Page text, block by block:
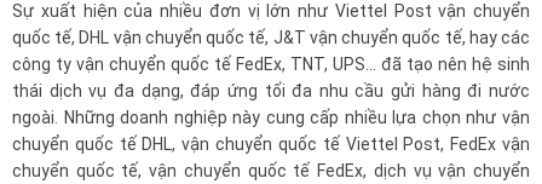
Sự xuất hiện của nhiều đơn vị lớn như Viettel Post vận chuyển
quốc tế, DHL vận chuyển quốc tế, J&T vận chuyển quốc tế, hay các
công ty vận chuyển quốc tế FedEx, TNT, UPS… đã tạo nên hệ sinh
thái dịch vụ đa dạng, đáp ứng tối đa nhu cầu gửi hàng đi nước
ngoài. Những doanh nghiệp này cung cấp nhiều lựa chọn như vận
chuyển quốc tế DHL, vận chuyển quốc tế Viettel Post, FedEx vận
chuyển quốc tế, vận chuyển quốc tế FedEx, dịch vụ vận chuyển